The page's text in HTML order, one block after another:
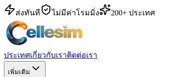
ส่งทันที ไม่มีค่าโรมมิ่ง 200+ ประเทศ
ประเทศเกี่ยวกับเราติดต่อเรา
เพิ่มเติม